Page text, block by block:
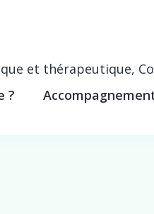
et thérapeutique,
?